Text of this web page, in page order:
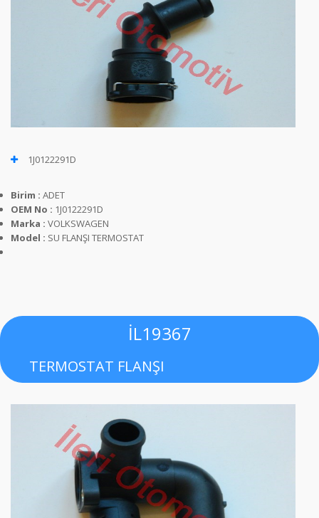
1J0122291D
Birim : ADET
OEM No : 1J0122291D
Marka : VOLKSWAGEN
Model : SU FLANŞI TERMOSTAT
İL19367
TERMOSTAT FLANŞI